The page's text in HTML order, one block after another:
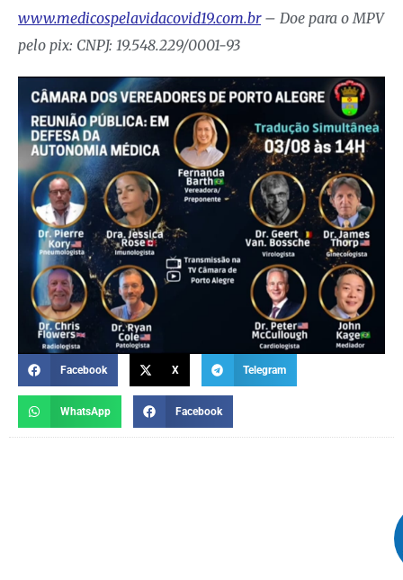
www.medicospelavidacovid19.com.br– Doe para o MPV
pelo pix: CNPJ: 19.548.229/0001-93
Facebook X Telegram
WhatsApp Facebook